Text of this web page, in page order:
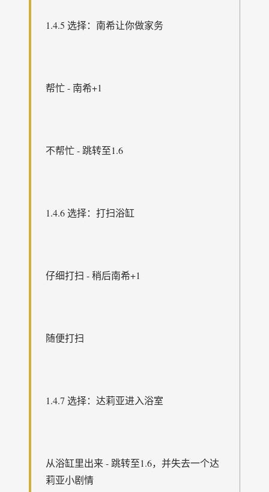
1.4.5 选择：南希让你做家务
帮忙 - 南希+1
不帮忙 - 跳转至1.6
1.4.6 选择：打扫浴缸
仔细打扫 - 稍后南希+1
随便打扫
1.4.7 选择：达莉亚进入浴室
从浴缸里出来 - 跳转至1.6，并失去一个达
莉亚小剧情